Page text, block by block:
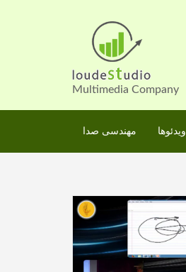
Multimedia Company
مهندسی صدا ویدئوها